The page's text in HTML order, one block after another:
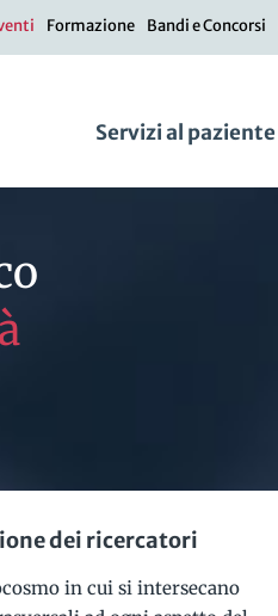
Formazione Bandi e Concorsi
Servizi al paziente
dei ricercatori
in cui si intersecano